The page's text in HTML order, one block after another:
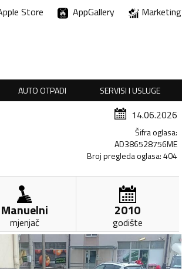
Store AppGallery Marketing
AUTO OTPADI SERVISI I USLUGE
14.06.2026
Šifra oglasa:
AD386528756ME
Broj pregleda oglasa:404
Manuelni
mjenjač
2010
godište